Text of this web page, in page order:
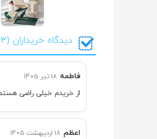
دیدگاه خریداران (13 دیدگاه)
فاطمه 18 تیر 1405
از خریدم خیلی راضی
اعظم 18 اردیبهشت 1405